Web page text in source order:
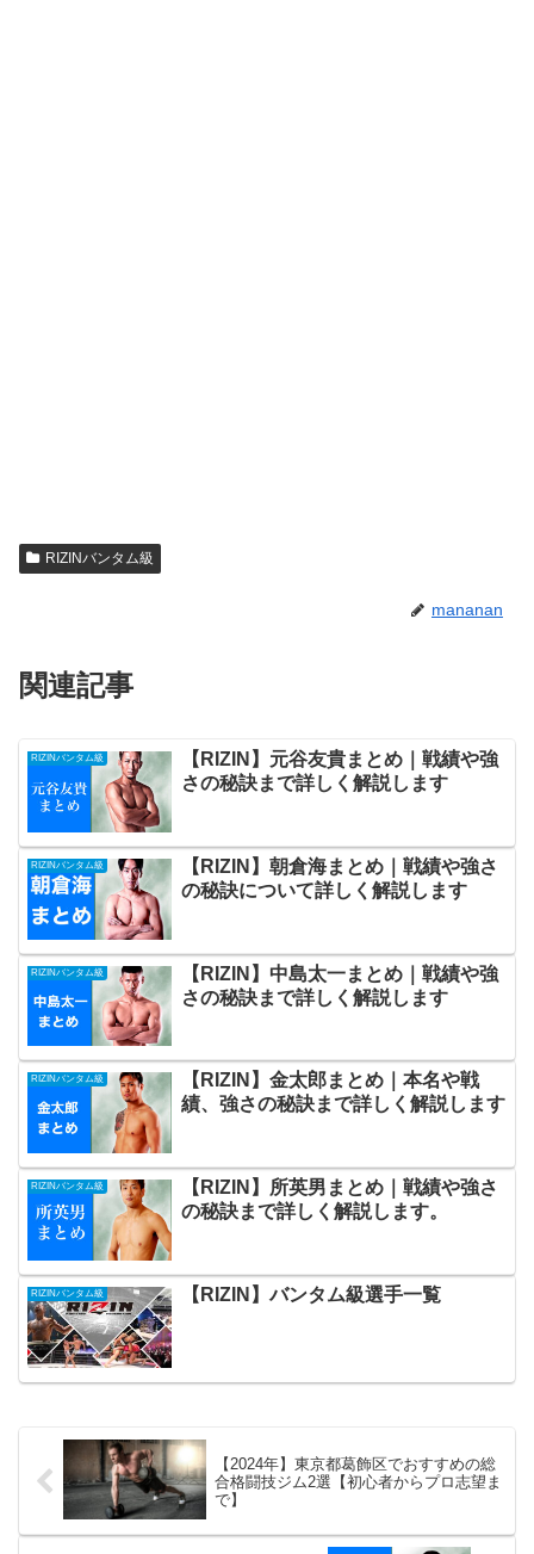
RIZINバンタム級
mananan
関連記事
RIZINバンタム級
【RIZIN】元谷友貴まとめ｜戦績や強
さの秘訣まで詳しく解説します
RIZINバンタム級
【RIZIN】朝倉海まとめ｜戦績や強さ
の秘訣について詳しく解説します
RIZINバンタム級
【RIZIN】中島太一まとめ｜戦績や強
さの秘訣まで詳しく解説します
RIZINバンタム級
【RIZIN】金太郎まとめ｜本名や戦
績、強さの秘訣まで詳しく解説します
RIZINバンタム級
【RIZIN】所英男まとめ｜戦績や強さ
の秘訣まで詳しく解説します。
RIZINバンタム級 【RIZIN】バンタム級選手一覧
【2024年】東京都葛飾区でおすすめの総
合格闘技ジム2選【初心者からプロ志望ま
で】